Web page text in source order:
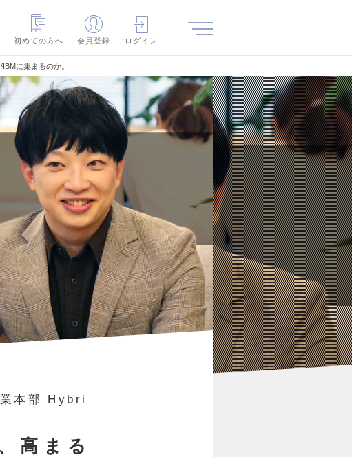
初めての方へ
会員登録 ログイン
に集まるのか。
業本部 Hybri
高まる